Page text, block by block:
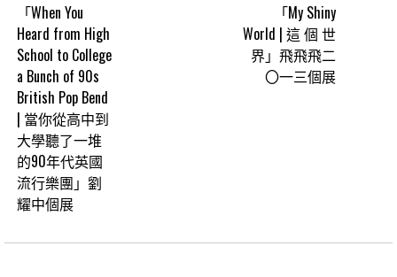
「When You
Heard from High
School to College
a Bunch of 90s
British Pop Bend
| 當你從高中到
大學聽了一堆
的90年代英國
流行樂團」劉
耀中個展
「My Shiny
World | 這 個 世
界」飛飛飛二
〇一三個展